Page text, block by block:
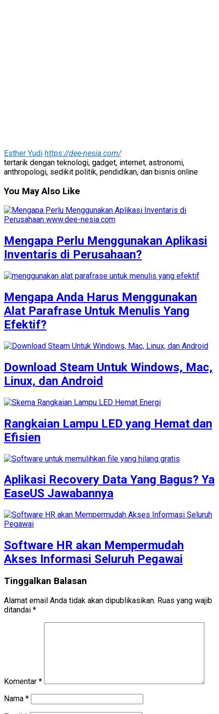
Esther Yudi https://dee-nesia.com/
tertarik dengan teknologi, gadget, internet, astronomi,
anthropologi, sedikit politik, pendidikan, dan bisnis online
You May Also Like
Mengapa Perlu Menggunakan Aplikasi
Inventaris di Perusahaan?
Mengapa Anda Harus Menggunakan
Alat Parafrase Untuk Menulis Yang
Efektif?
Download Steam Untuk Windows, Mac,
Linux, dan Android
Rangkaian Lampu LED yang Hemat dan
Efisien
Aplikasi Recovery Data Yang Bagus? Ya
EaseUS Jawabannya
Software HR akan Mempermudah
Akses Informasi Seluruh Pegawai
Tinggalkan Balasan
Alamat email Anda tidak akan dipublikasikan. Ruas yang wajib
ditandai *
Komentar *
Nama *